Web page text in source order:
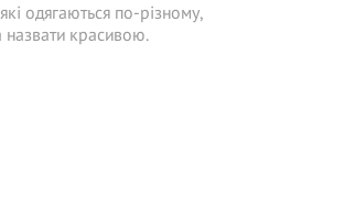
одягаються по-різному,
красивою.